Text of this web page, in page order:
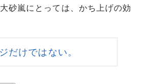
砂嵐にとっては、かち上げの効
だけではない。